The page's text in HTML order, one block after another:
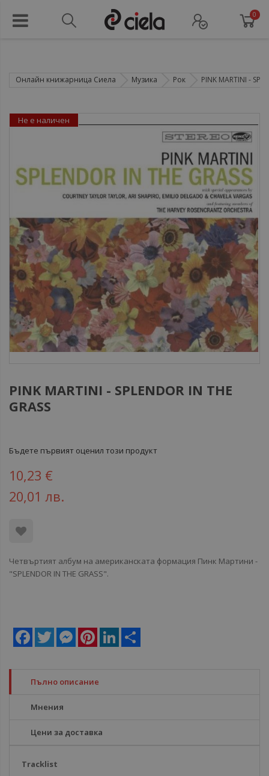
0
Онлайн книжарница Сиела Музика Рок PINK MARTINI -
PINK MARTINI - SPLENDOR IN THE
GRASS
Бъдете първият оценил този продукт
10,23 €
20,01 лв.
Четвъртият албум на американската формация Пинк Мартини -
"SPLENDOR IN THE GRASS".
Facebook
Twitter MessengerPinterestLinkedIn
Не е наличен
Пълно описание
Мнения
Цени за доставка
Tracklist